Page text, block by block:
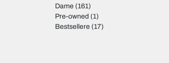
Dame (161)
Pre-owned (1)
Bestsellere (17)